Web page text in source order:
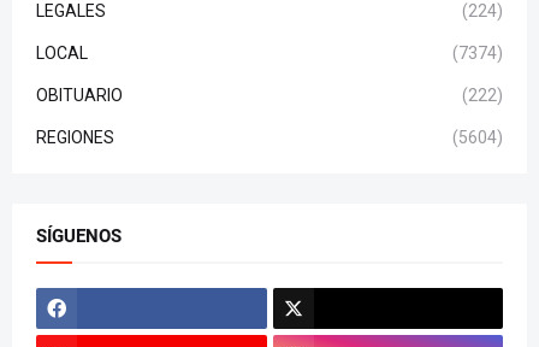
LEGALES (224)
LOCAL (7374)
OBITUARIO (222)
REGIONES (5604)
SÍGUENOS